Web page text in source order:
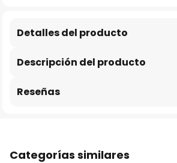
Descripción del producto
Detalles del producto
Reseñas
Categorías similares